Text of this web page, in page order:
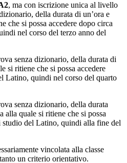
, ma con iscrizione unica al livello
della durata di un’ora e
che si possa accedere dopo circa
nel corso del terzo anno del
senza dizionario, della durata di
si ritiene che si possa accedere
Latino, quindi nel corso del quarto
senza dizionario, della durata
alla quale si ritiene che si possa
studio del Latino, quindi alla fine del
vincolata alla classe
un criterio orientativo.